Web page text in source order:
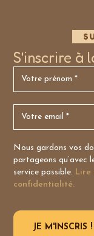
S'inscrire à
Nous gardons vos
partageons qu’avec
service possible. Lire
confidentialité.